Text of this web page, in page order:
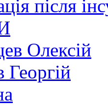
після
Олексій